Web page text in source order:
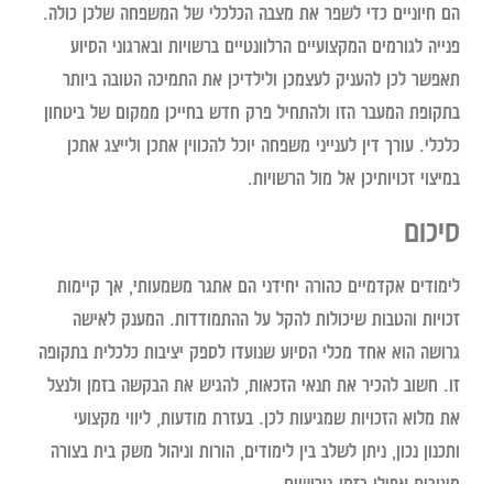
הם חיוניים כדי לשפר את מצבה הכלכלי של המשפחה שלכן כולה.
פנייה לגורמים המקצועיים הרלוונטיים ברשויות ובארגוני הסיוע
תאפשר לכן להעניק לעצמכן ולילדיכן את התמיכה הטובה ביותר
בתקופת המעבר הזו ולהתחיל פרק חדש בחייכן ממקום של ביטחון
כלכלי. עורך דין לענייני משפחה יוכל להכווין אתכן ולייצג אתכן
במיצוי זכויותיכן אל מול הרשויות.
סיכום
לימודים אקדמיים כהורה יחידני הם אתגר משמעותי, אך קיימות
זכויות והטבות שיכולות להקל על ההתמודדות. המענק לאישה
גרושה הוא אחד מכלי הסיוע שנועדו לספק יציבות כלכלית בתקופה
זו. חשוב להכיר את תנאי הזכאות, להגיש את הבקשה בזמן ולנצל
את מלוא הזכויות שמגיעות לכן. בעזרת מודעות, ליווי מקצועי
ותכנון נכון, ניתן לשלב בין לימודים, הורות וניהול משק בית בצורה